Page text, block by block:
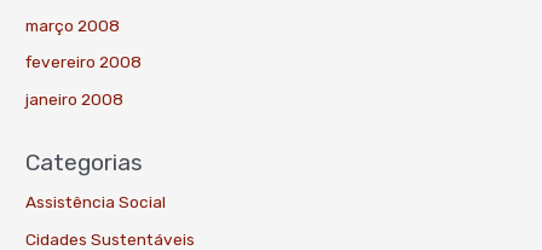
março 2008
fevereiro 2008
janeiro 2008
Categorias
Assistência Social
Cidades Sustentáveis